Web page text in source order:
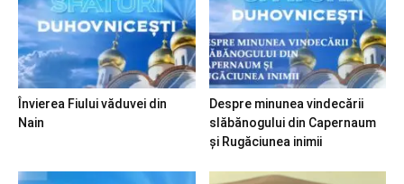
Învierea Fiului văduvei din
Nain
Despre minunea vindecării
slăbănogului din Capernaum
și Rugăciunea inimii